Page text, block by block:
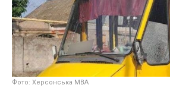
Фото: Херсонська МВА